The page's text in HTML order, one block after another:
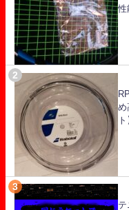
性
め
ト
テ